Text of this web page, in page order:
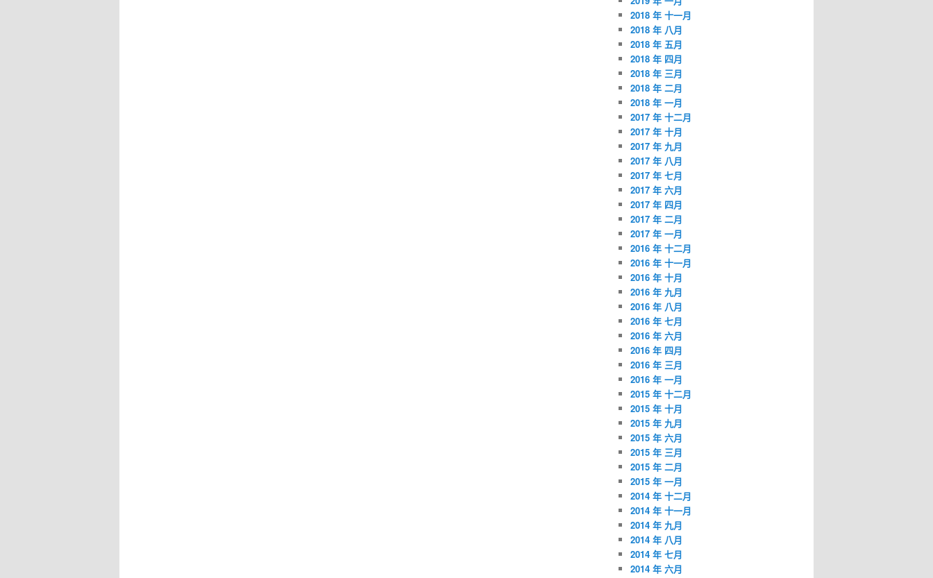
2018 年 十一月
2018 年 八月
2018 年 五月
2018 年 四月
2018 年 三月
2018 年 二月
2018 年 一月
2017 年 十二月
2017 年 十月
2017 年 九月
2017 年 八月
2017 年 七月
2017 年 六月
2017 年 四月
2017 年 二月
2017 年 一月
2016 年 十二月
2016 年 十一月
2016 年 十月
2016 年 九月
2016 年 八月
2016 年 七月
2016 年 六月
2016 年 四月
2016 年 三月
2016 年 一月
2015 年 十二月
2015 年 十月
2015 年 九月
2015 年 六月
2015 年 三月
2015 年 二月
2015 年 一月
2014 年 十二月
2014 年 十一月
2014 年 九月
2014 年 八月
2014 年 七月
2014 年 六月